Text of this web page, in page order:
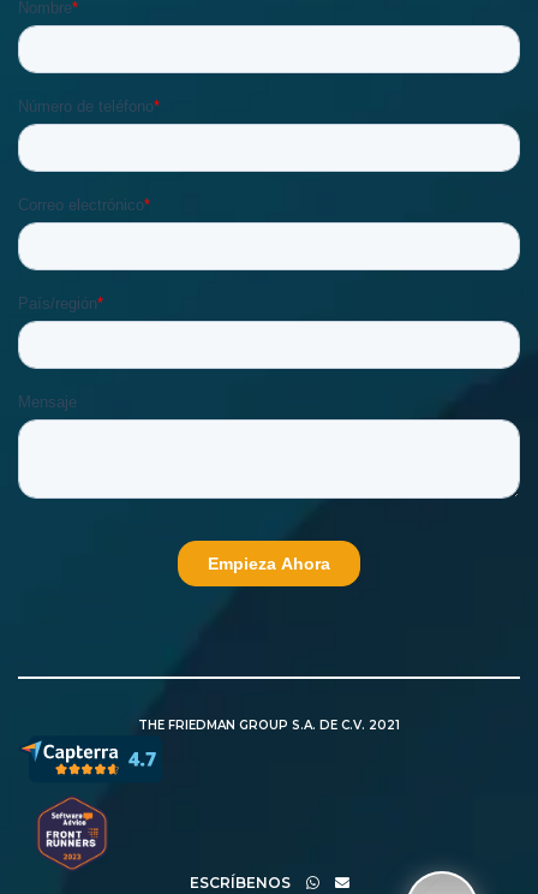
THE FRIEDMAN GROUP S.A. DE C.V. 2021
ESCRÍBENOS